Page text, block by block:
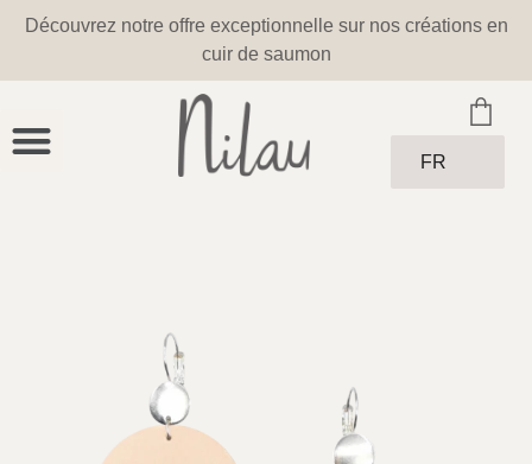
Découvrez notre offre exceptionnelle sur nos créations en
cuir de saumon
FR